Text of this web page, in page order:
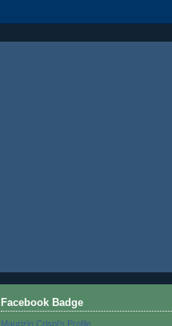
Facebook Badge
Maurizio Crispi's Profile